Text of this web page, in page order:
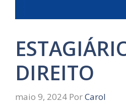
DIREITO
maio 9, 2024 PorCarol